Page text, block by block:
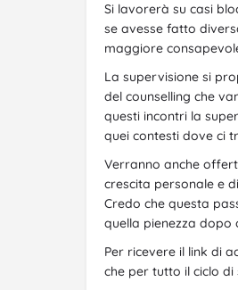
Si lavorerà su casi
se avesse fatto
maggiore
La supervisione si
del counselling che
questi incontri la
quei contesti dove ci
Verranno anche
crescita personale e
Credo che questa
quella pienezza dopo
Per ricevere il link di
che per tutto il ciclo